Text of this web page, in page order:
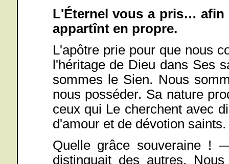
L'Éternel vous a pris…
appartînt en propre.
L'apôtre prie pour que nous
l'héritage de Dieu dans Ses
sommes le Sien. Nous
nous posséder. Sa nature
ceux qui Le cherchent avec
d'amour et de dévotion saints.
Quelle grâce souveraine !
distinguait des autres.